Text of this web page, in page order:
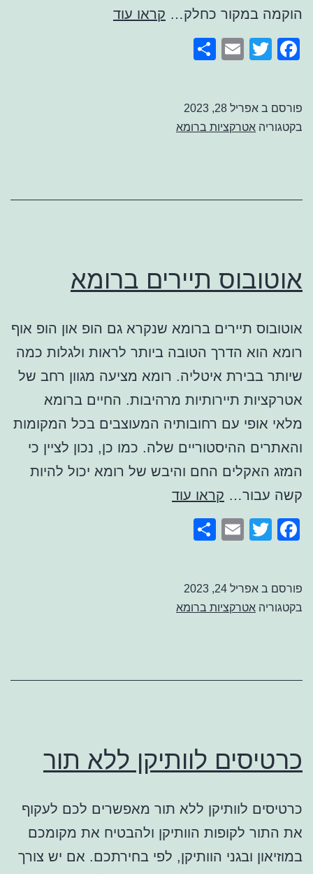
הוקמה במקור כחלק… קראו עודכרטיסים
Facebook
Twitter
Email
פורסם ב אפריל 28, 2023
בקטגוריה אטרקציות ברומא
אוטובוס תיירים ברומא
אוטובוס תיירים ברומא שנקרא גם הופ און הופ אוף
רומא הוא הדרך הטובה ביותר לראות ולגלות כמה
שיותר בבירת איטליה. רומא מציעה מגוון רחב של
אטרקציות תיירותיות מרהיבות. החיים ברומא
מלאי אופי עם רחובותיה המעוצבים בכל המקומות
והאתרים ההיסטוריים שלה. כמו כן, נכון לציין כי
המזג האקלים החם והיבש של רומא יכול להיות
קשה עבור… קראו עודאוטובוס
Facebook
Twitter
Email
פורסם ב אפריל 24, 2023
בקטגוריה אטרקציות ברומא
כרטיסים לוותיקן ללא תור
כרטיסים לוותיקן ללא תור מאפשרים לכם לעקוף
את התור לקופות הוותיקן ולהבטיח את מקומכם
במוזיאון ובגני הוותיקן, לפי בחירתכם. אם יש צורך